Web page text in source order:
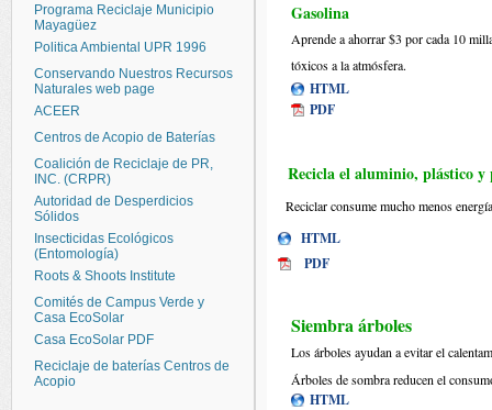
Programa Reciclaje Municipio
Mayagüez
Politica Ambiental UPR 1996
Conservando Nuestros Recursos
Naturales web page
ACEER
Centros de Acopio de Baterías
Coalición de Reciclaje de PR,
INC. (CRPR)
Autoridad de Desperdicios
Sólidos
Insecticidas Ecológicos
(Entomología)
Roots & Shoots Institute
Comités de Campus Verde y
Casa EcoSolar
Casa EcoSolar PDF
Reciclaje de baterías Centros de
Acopio
Gasolina
Aprende a ahorrar $3 por cada 10
tóxicos a la atmósfera.
HTML
PDF
Recicla el aluminio, plástico y
Reciclar consume mucho menos
HTML
PDF
Siembra árboles
Los árboles ayudan a evitar el
Árboles de sombra reducen el
HTML